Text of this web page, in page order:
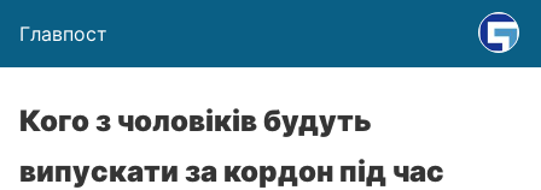
Главпост
Кого з чоловіків будуть
випускати за кордон під час